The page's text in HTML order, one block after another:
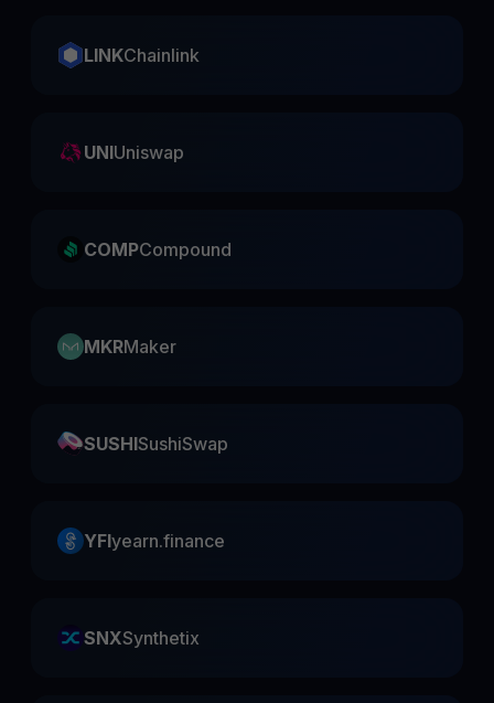
LINKChainlink
UNIUniswap
COMPCompound
MKRMaker
SUSHISushiSwap
YFIyearn.finance
SNXSynthetix